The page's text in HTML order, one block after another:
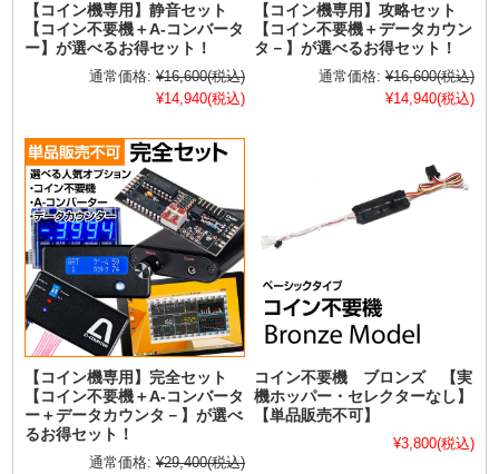
【コイン機専用】静音セット
【コイン不要機＋A-コンバータ
ー】が選べるお得セット！
通常価格: ¥16,600(税込)
¥14,940(税込)
【コイン機専用】攻略セット
【コイン不要機＋データカウン
タ－】が選べるお得セット！
通常価格: ¥16,600(税込)
¥14,940(税込)
【コイン機専用】完全セット
【コイン不要機＋A-コンバータ
ー＋データカウンタ－】が選べ
るお得セット！
通常価格: ¥29,400(税込)
コイン不要機 ブロンズ 【実
機ホッパー・セレクターなし】
【単品販売不可】
¥3,800(税込)